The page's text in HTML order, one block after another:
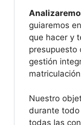
guiaremos
que hacer y
presupuesto
gestión
Nuestro
durante
todas las